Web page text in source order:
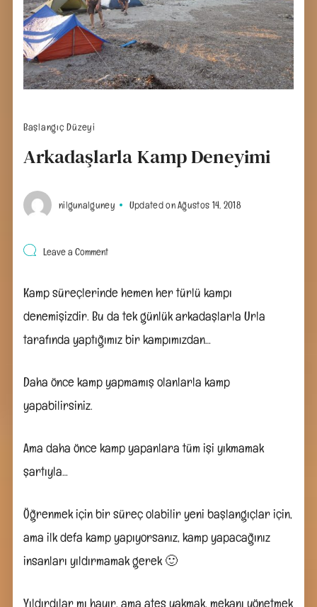
Başlangıç Düzeyi
Arkadaşlarla Kamp Deneyimi
nilgunalguney Updated onAğustos 14, 2018
Leave a Commenton
Deneyimi
Kamp süreçlerinde hemen her türlü kampı
denemişizdir. Bu da tek günlük arkadaşlarla Urla
tarafında yaptığımız bir kampımızdan…
Daha önce kamp yapmamış olanlarla kamp
yapabilirsiniz.
Ama daha önce kamp yapanlara tüm işi yıkmamak
şartıyla…
Öğrenmek için bir süreç olabilir yeni başlangıçlar için,
ama ilk defa kamp yapıyorsanız, kamp yapacağınız
insanları yıldırmamak gerek 🙂
Yıldırdılar mı hayır. ama ateş yakmak, mekanı yönetmek